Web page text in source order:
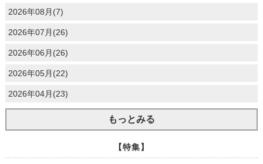
2026年08月(7)
2026年07月(26)
2026年06月(26)
2026年05月(22)
2026年04月(23)
もっとみる
【特集】